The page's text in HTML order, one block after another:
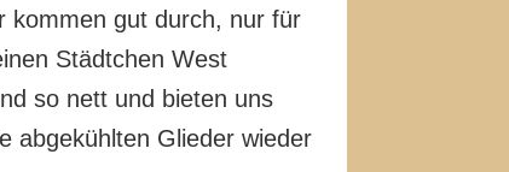
kommen gut durch, nur für
Städtchen West
so nett und bieten uns
abgekühlten Glieder wieder